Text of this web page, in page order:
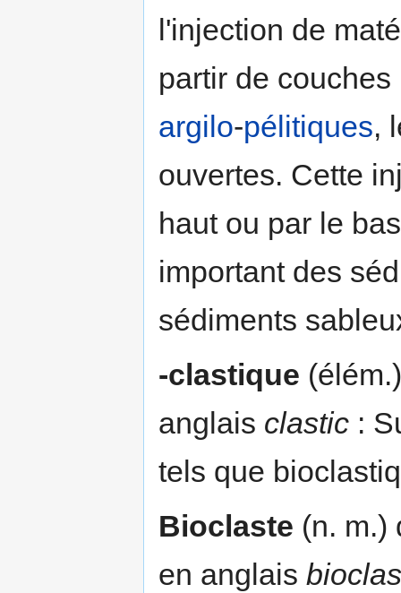
l'injection de
partir de
argilo-pélitiques,
ouvertes. Cette
haut ou par le
important des
sédiments
-clastique
anglais clastic :
tels que
Bioclaste (n.
en anglais